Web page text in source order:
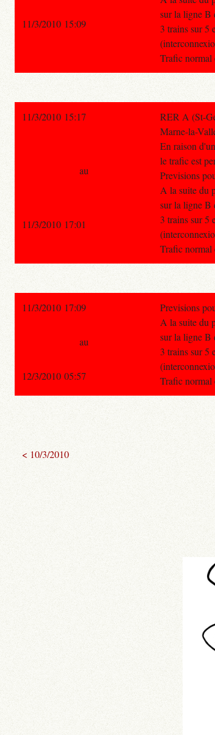
sur la ligne B
3 trains sur 5
Trafic normal
11/3/2010 15:09
11/3/2010 15:17
RER A (St-
Marne-la-
En raison
le trafic est
Previsions
A la suite du
sur la ligne B
3 trains sur 5
Trafic normal
au
11/3/2010 17:01
11/3/2010 17:09
Previsions
A la suite du
sur la ligne B
3 trains sur 5
Trafic normal
au
12/3/2010 05:57
< 10/3/2010